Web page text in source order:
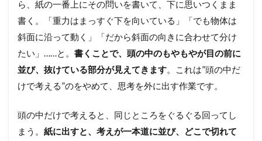
ら、紙の一番上にその問いを書いて、下に思いつくまま
書く。「重力はまっすぐ下を向いている」「でも物体は
斜面に沿って動く」「だから斜面の向きに合わせて分け
たい」……と。 書くことで、頭の中のもやもやが目の前に
並び、抜けている部分が見えてきます。これは”頭の中だ
けで考える”のをやめて、思考を外に出す作業です。
頭の中だけで考えると、同じところをぐるぐる回ってし
まう。 紙に出すと、考えが一本道に並び、どこで切れて